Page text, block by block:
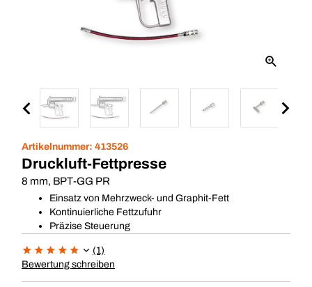
Artikelnummer: 413526
Druckluft-Fettpresse
8 mm, BPT-GG PR
Einsatz von Mehrzweck- und Graphit-Fett
Kontinuierliche Fettzufuhr
Präzise Steuerung
(1)
Bewertung schreiben